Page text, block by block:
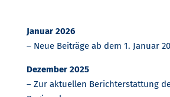
Januar 2026
– Neue Beiträge ab dem 1. Januar
Dezember 2025
– Zur aktuellen Berichterstattung